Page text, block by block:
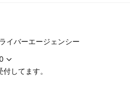
イバーエージェンシー
してます。